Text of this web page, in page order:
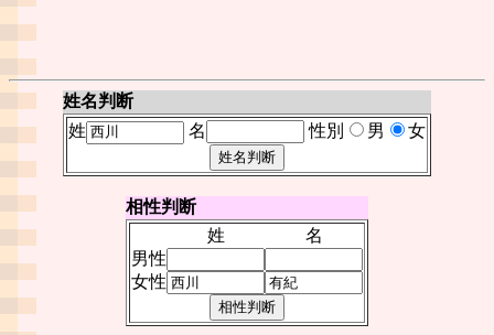
姓名判断
姓
名 性別 男 女
相性判断
姓
名
男性
女性